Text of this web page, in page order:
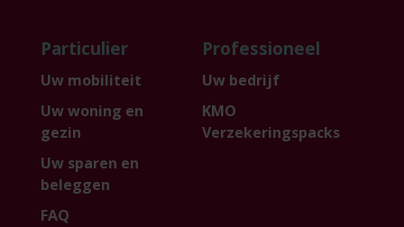
Particulier
Uw mobiliteit
Uw woning en
gezin
Uw sparen en
beleggen
FAQ
Professioneel
Uw bedrijf
KMO
Verzekeringspacks